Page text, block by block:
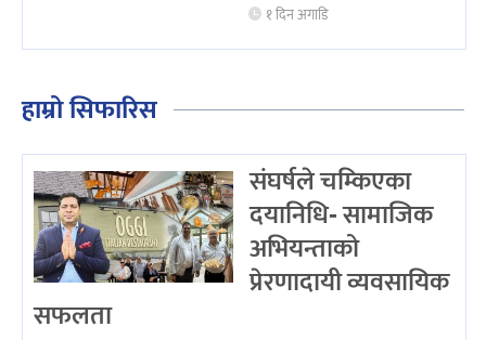
१ दिन अगाडि
हाम्रो सिफारिस
संघर्षले चम्किएका
दयानिधि- सामाजिक
अभियन्ताको
प्रेरणादायी व्यवसायिक
सफलता